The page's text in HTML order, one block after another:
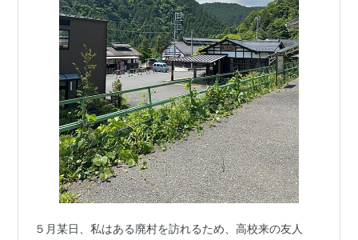
５月某日、私はある廃村を訪れるため、高校来の友人